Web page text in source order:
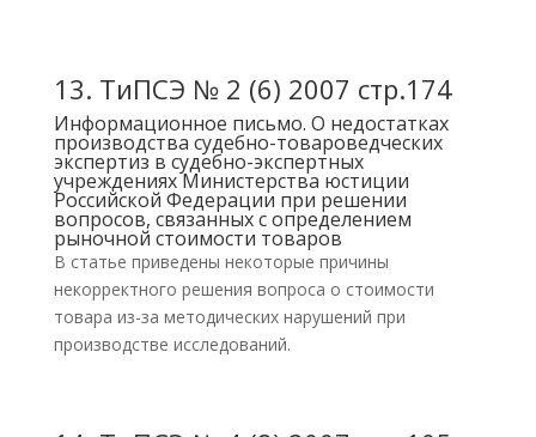
13. ТиПСЭ № 2 (6) 2007 стр.174
Информационное письмо. О недостатках
производства судебно-товароведческих
экспертиз в судебно-экспертных
учреждениях Министерства юстиции
Российской Федерации при решении
вопросов, связанных с определением
рыночной стоимости товаров
В статье приведены некоторые причины
некорректного решения вопроса о стоимости
товара из-за методических нарушений при
производстве исследований.